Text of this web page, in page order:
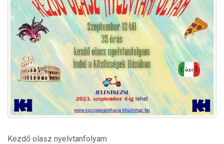
Kezdő olasz nyelvtanfolyam